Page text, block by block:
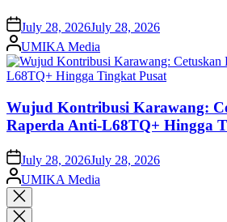
onJuly 28, 2026July 28, 2026
Posted
by
UMIKA Media
Wujud Kontribusi Karawang:
Raperda Anti-L68TQ+ Hingga
onJuly 28, 2026July 28, 2026
Posted
by
UMIKA Media
Close
search